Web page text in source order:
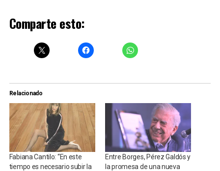
Comparte esto:
Relacionado
Fabiana Cantilo: “En este
tiempo es necesario subir la
Entre Borges, Pérez Galdós y
la promesa de una nueva